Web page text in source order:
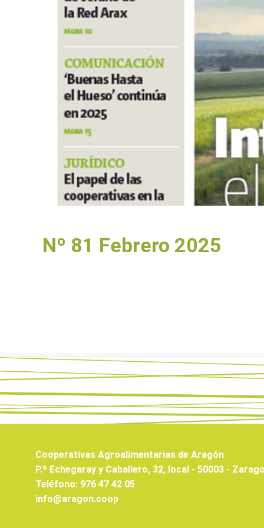
Nº 81 Febrero 2025
Cooperativas Agroalimentarias de Aragón
P.º Echegaray y Caballero, 32, local - 50003 -
Teléfono: 976 47 42 05
info@aragon.coop